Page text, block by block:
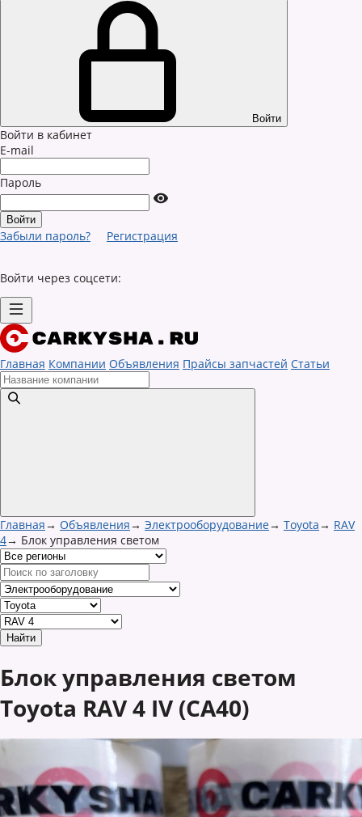
Войти
Войти в кабинет
E-mail
Пароль
Забыли пароль? Регистрация
Войти через соцсети:
Главная Компании Объявления Прайсы запчастей Статьи
Главная→ Объявления→ Электрооборудование→ Toyota→ RAV
4→ Блок управления светом
Блок управления светом
Toyota RAV 4 IV (CA40)